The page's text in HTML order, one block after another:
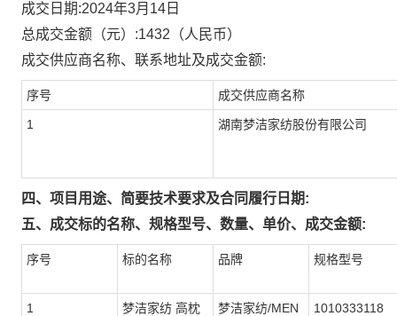
成交日期:2024年3月14日
总成交金额（元）:1432 （人民币）
成交供应商名称、联系地址及成交金额:
序号 成交供应商名称
1 湖南梦洁家纺股份有限公司
四、项目用途、简要技术要求及合同履行日期:
五、成交标的名称、规格型号、数量、单价、成交金额:
序号 标的名称 品牌 规格型号
1
梦洁家纺 高枕
梦洁家纺/MEN
1010333118